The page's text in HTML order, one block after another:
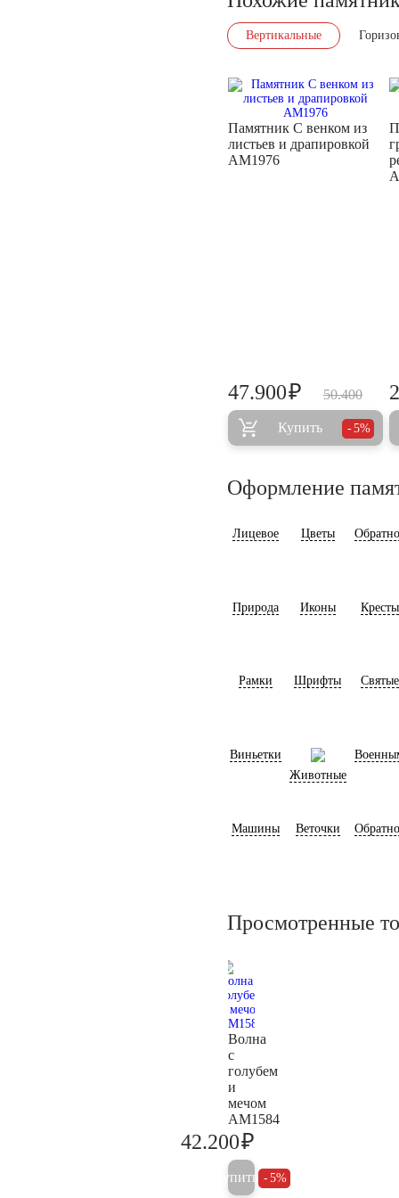
Вертикальные
Памятник С венком из
листьев и драпировкой
AM1976
50.400
47.900₽
Купить 5%
Оформление
Лицевое Цветы
Природа Иконы Кресты
Рамки Шрифты Святые
Виньетки
Животные
Машины Веточки
Просмотренные
Волна
с
голубем
и
мечом
AM1584
42.200₽
Купить 5%